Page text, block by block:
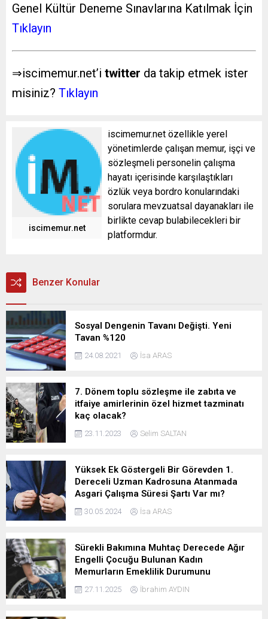
Genel Kültür Deneme Sınavlarına Katılmak İçin
Tıklayın
⇒iscimemur.net’i twitter da takip etmek ister
misiniz? Tıklayın
iscimemur.net
iscimemur.net özellikle yerel
yönetimlerde çalışan memur, işçi ve
sözleşmeli personelin çalışma
hayatı içerisinde karşılaştıkları
özlük veya bordro konularındaki
sorulara mevzuatsal dayanakları ile
birlikte cevap bulabilecekleri bir
platformdur.
Benzer Konular
Sosyal Dengenin Tavanı Değişti. Yeni
Tavan %120
24.08.2021 İsa ARAS
7. Dönem toplu sözleşme ile zabıta ve
itfaiye amirlerinin özel hizmet tazminatı
kaç olacak?
23.11.2023 Selim SALTAN
Yüksek Ek Göstergeli Bir Görevden 1.
Dereceli Uzman Kadrosuna Atanmada
Asgari Çalışma Süresi Şartı Var mı?
30.05.2024 İsa ARAS
Sürekli Bakımına Muhtaç Derecede Ağır
Engelli Çocuğu Bulunan Kadın
Memurların Emeklilik Durumunu
27.11.2025 İbrahim AYDIN